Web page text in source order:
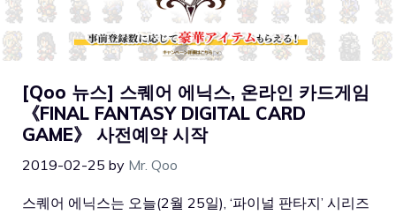
[Qoo 뉴스] 스퀘어 에닉스, 온라인 카드게임
《FINAL FANTASY DIGITAL CARD
GAME》 사전예약 시작
2019-02-25 by Mr. Qoo
스퀘어 에닉스는 오늘(2월 25일), ‘파이널 판타지’ 시리즈